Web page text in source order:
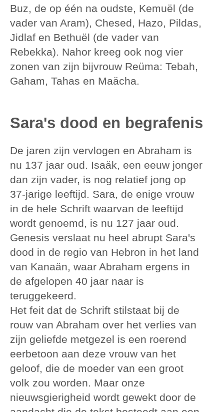
Buz, de op één na oudste, Kemuël (de
vader van Aram), Chesed, Hazo, Pildas,
Jidlaf en Bethuël (de vader van
Rebekka). Nahor kreeg ook nog vier
zonen van zijn bijvrouw Reüma: Tebah,
Gaham, Tahas en Maächa.
Sara's dood en begrafenis
De jaren zijn vervlogen en Abraham is
nu 137 jaar oud. Isaäk, een eeuw jonger
dan zijn vader, is nog relatief jong op
37-jarige leeftijd. Sara, de enige vrouw
in de hele Schrift waarvan de leeftijd
wordt genoemd, is nu 127 jaar oud.
Genesis verslaat nu heel abrupt Sara's
dood in de regio van Hebron in het land
van Kanaän, waar Abraham ergens in
de afgelopen 40 jaar naar is
teruggekeerd.
Het feit dat de Schrift stilstaat bij de
rouw van Abraham over het verlies van
zijn geliefde metgezel is een roerend
eerbetoon aan deze vrouw van het
geloof, die de moeder van een groot
volk zou worden. Maar onze
nieuwsgierigheid wordt gewekt door de